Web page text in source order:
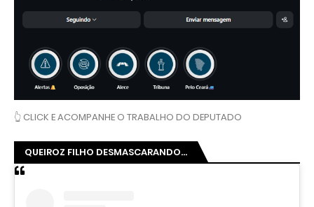
👆 CLICK E ACOMPANHE O TRABALHO DO DEPUTADO
QUEIROZ FILHO DESMASCARANDO...